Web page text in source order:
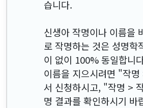
습니다.
신생아 작명이나 이름을
로 작명하는 것은 성명학
이 없이 100% 동일합니
이름을 지으시려면 "작
서 신청하시고, "작명 >
명 결과를 확인하시기 바